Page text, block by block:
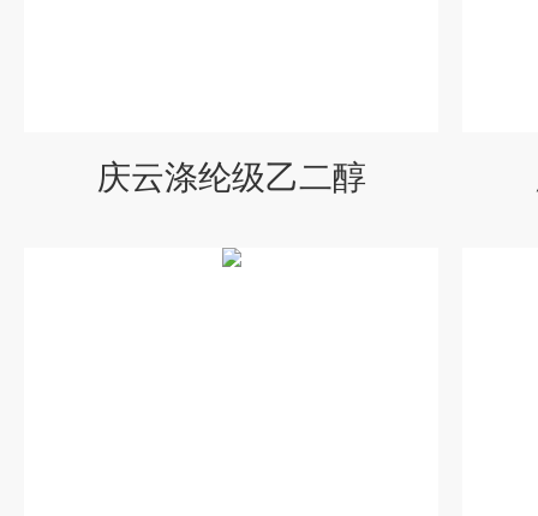
庆云涤纶级乙二醇